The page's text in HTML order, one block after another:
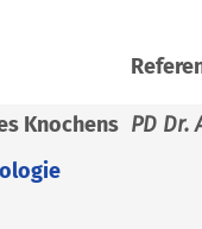
Knochens PD Dr.